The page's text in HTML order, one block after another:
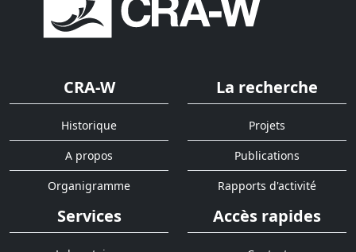
CRA-W
Historique
A propos
Organigramme
La recherche
Projets
Publications
Rapports d'activité
Services Accès rapides